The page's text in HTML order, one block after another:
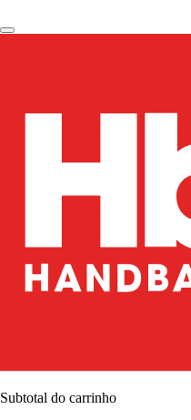
Subtotal do carrinho